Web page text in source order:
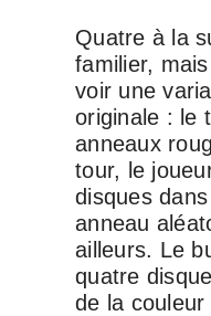
Quatre à la
familier,
voir une
originale : le
anneaux
tour, le
disques
anneau
ailleurs. Le
quatre
de la couleur